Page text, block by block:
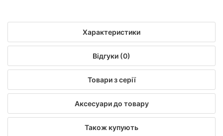
Характеристики
Відгуки (0)
Товари з серії
Аксесуари до товару
Також купують